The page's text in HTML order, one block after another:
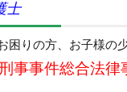
士
困りの方、お子様の
事事件総合法律